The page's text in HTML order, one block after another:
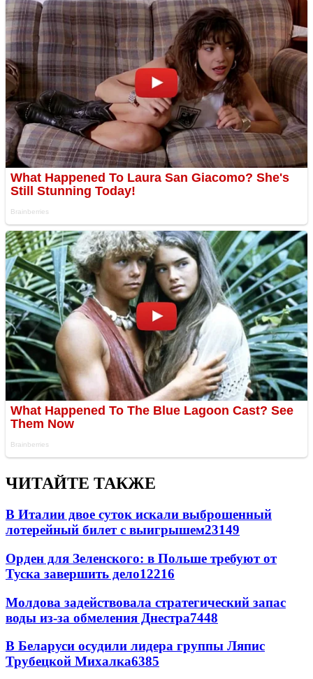
ЧИТАЙТЕ ТАКЖЕ
В Италии двое суток искали выброшенный
лотерейный билет с выигрышем23149
Орден для Зеленского: в Польше требуют от
Туска завершить дело12216
Молдова задействовала стратегический запас
воды из-за обмеления Днестра7448
В Беларуси осудили лидера группы Ляпис
Трубецкой Михалка6385